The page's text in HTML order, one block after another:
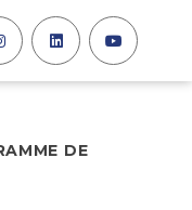
DE